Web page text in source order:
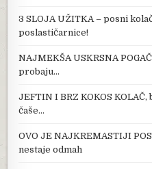
3 SLOJA UŽITKA – posni
poslastičarnice!
NAJMEKŠA USKRSNA
probaju…
JEFTIN I BRZ KOKOS
čaše…
OVO JE NAJKREMASTIJI
nestaje odmah